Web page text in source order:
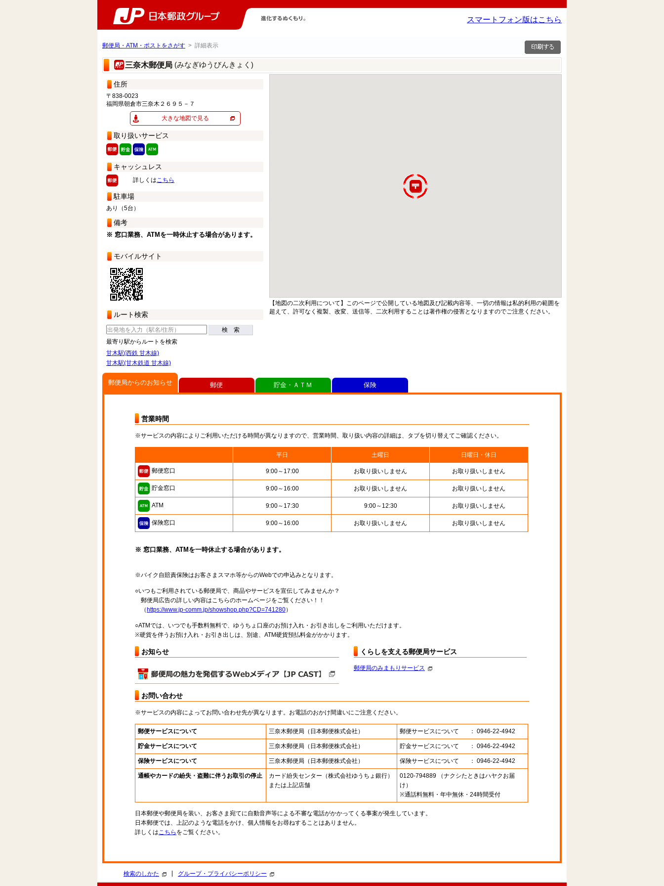
スマートフォン版はこちら
郵便局・ATM・ポストをさがす > 詳細表示
三奈木郵便局 (みなぎゆうびんきょく)
住所
〒838-0023
福岡県朝倉市三奈木２６９５－７
大きな地図で見る
取り扱いサービス
キャッシュレス
詳しくはこちら
駐車場
あり（5台）
備考
※ 窓口業務、ATMを一時休止する場合があります。
モバイルサイト
ルート検索
検 索
最寄り駅からルートを検索
甘木駅(西鉄 甘木線)
甘木駅(甘木鉄道 甘木線)
【地図の二次利用について】このページで公開している地図及び記載内容等、一切の情報は私的利用の範囲を
超えて、許可なく複製、改変、送信等、二次利用することは著作権の侵害となりますのでご注意ください。
郵便局からのお知らせ
営業時間
※サービスの内容によりご利用いただける時間が異なりますので、営業時間、取り扱い内容の詳細は、タブを切り替えてご確認ください。
平日 土曜日 日曜日・休日
郵便窓口 9:00～17:00 お取り扱いしません お取り扱いしません
貯金窓口 9:00～16:00 お取り扱いしません お取り扱いしません
ATM 9:00～17:30 9:00～12:30 お取り扱いしません
保険窓口 9:00～16:00 お取り扱いしません お取り扱いしません
※ 窓口業務、ATMを一時休止する場合があります。
※バイク自賠責保険はお客さまスマホ等からのWebでの申込みとなります。
○いつもご利用されている郵便局で、商品やサービスを宣伝してみませんか？
郵便局広告の詳しい内容はこちらのホームページをご覧ください！！
（ https://www.jp-comm.jp/showshop.php?CD=741280）
○ATMでは、いつでも手数料無料で、ゆうちょ口座のお預け入れ・お引き出しをご利用いただけます。
※硬貨を伴うお預け入れ・お引き出しは、別途、ATM硬貨預払料金がかかります。
お知らせ くらしを支える郵便局サービス
郵便局のみまもりサービス
お問い合わせ
※サービスの内容によってお問い合わせ先が異なります。お電話のおかけ間違いにご注意ください。
郵便サービスについて 三奈木郵便局 （日本郵便株式会社） 郵便サービスについて ： 0946-22-4942
貯金サービスについて 三奈木郵便局 （日本郵便株式会社） 貯金サービスについて ： 0946-22-4942
保険サービスについて 三奈木郵便局 （日本郵便株式会社） 保険サービスについて ： 0946-22-4942
通帳やカードの紛失・盗難に伴うお取引の停止 カード紛失センター （株式会社ゆうちょ銀行）
または上記店舗
0120-794889 （ナクシたときはハヤクお届
け）
※通話料無料・年中無休・24時間受付
日本郵便や郵便局を装い、お客さま宛てに自動音声等による不審な電話がかかってくる事案が発生しています。
日本郵便では、上記のような電話をかけ、個人情報をお尋ねすることはありません。
詳しくはこちら をご覧ください。
郵便 貯金・ＡＴＭ 保険
検索のしかた グループ・プライバシーポリシー